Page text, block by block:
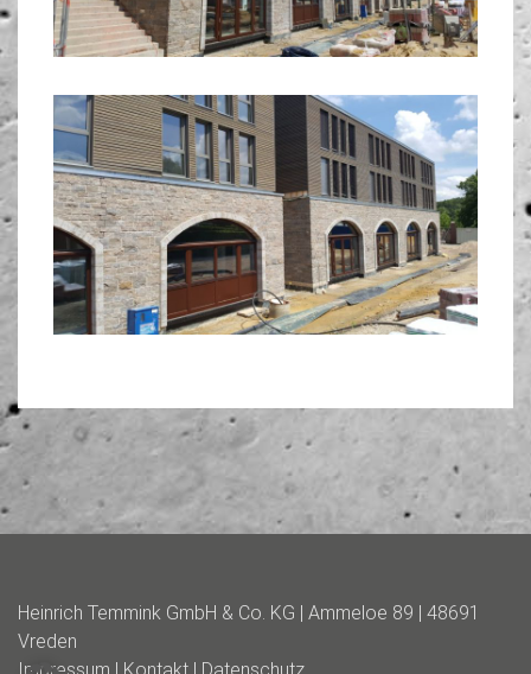
Heinrich Temmink GmbH & Co. KG | Ammeloe 89 | 48691
Vreden